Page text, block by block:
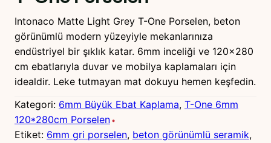
Intonaco Matte Light Grey T-One Porselen, beton
görünümlü modern yüzeyiyle mekanlarınıza
endüstriyel bir şıklık katar. 6mm inceliği ve 120×280
cm ebatlarıyla duvar ve mobilya kaplamaları için
idealdir. Leke tutmayan mat dokuyu hemen keşfedin.
Kategori: 6mm Büyük Ebat Kaplama, T-One 6mm
120*280cm Porselen
Etiket: 6mm gri porselen, beton görünümlü seramik